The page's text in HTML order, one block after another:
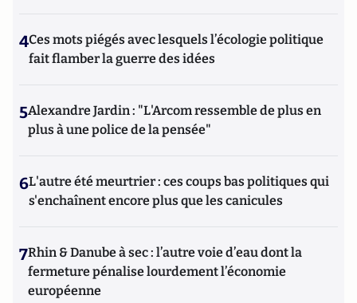
4Ces mots piégés avec lesquels l’écologie politique
fait flamber la guerre des idées
5Alexandre Jardin : "L'Arcom ressemble de plus en
plus à une police de la pensée"
6L'autre été meurtrier : ces coups bas politiques qui
s'enchaînent encore plus que les canicules
7Rhin & Danube à sec : l’autre voie d’eau dont la
fermeture pénalise lourdement l’économie
européenne